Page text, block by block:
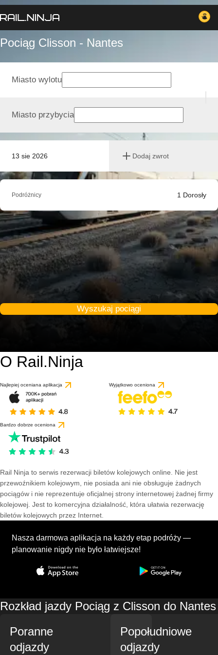
Pociąg Clisson - Nantes
13 sie 2026 Dodaj zwrot
Miasto wylotu
Miasto przybycia
Podróżnicy 1 Dorosły
Wyszukaj pociągi
O Rail.Ninja
Najlepiej oceniana aplikacja Wyjątkowo oceniona
Bardzo dobrze oceniona
Rail Ninja to serwis rezerwacji biletów kolejowych online. Nie jest
przewoźnikiem kolejowym, nie posiada ani nie obsługuje żadnych
pociągów i nie reprezentuje oficjalnej strony internetowej żadnej firmy
kolejowej. Jest to komercyjna działalność, która ułatwia rezerwację
biletów kolejowych przez Internet.
Nasza darmowa aplikacja na każdy etap podróży —
planowanie nigdy nie było łatwiejsze!
Rozkład jazdy Pociąg z Clisson do Nantes
Poranne
odjazdy
Popołudniowe
odjazdy